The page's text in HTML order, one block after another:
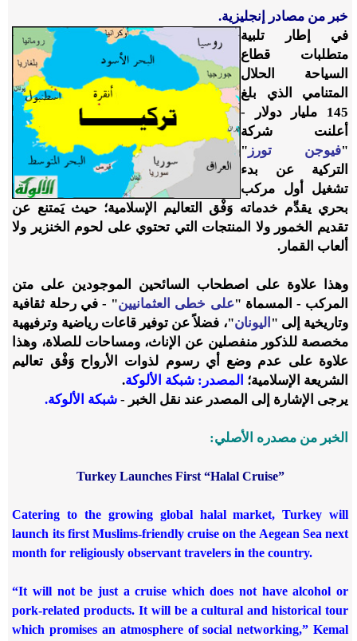
خبر من مصادر إنجليزية.
في إطار تلبية
متطلبات قطاع
السياحة الحلال
المتنامي الذي بلغ
145 مليار دولار -
أعلنت شركة
"فيوجن تورز "
التركية عن بدء
تشغيل أول مركب
بحري يقدِّم خدماته وَفْق التعاليم الإسلامية؛ حيث يَمتنع عن
تقديم الخمور ولا المنتجات التي تحتوي على لحوم الخنزير ولا
ألعاب القمار.
وهذا علاوة على اصطحاب السائحين الموجودين على متن
المركب - المسماة "على خطى العثمانيين" - في رحلة ثقافية
وتاريخية إلى " اليونان"، فضلاً عن توفير قاعات رياضية وترفيهية
مخصصة للذكور منفصلين عن الإناث، ومساحات للصلاة، وهذا
علاوة على عدم وضع أي رسوم لذوات الأرواح وَفْق تعاليم
الشريعة الإسلامية؛ المصدر: شبكة الألوكة.
يرجى الإشارة إلى المصدر عند نقل الخبر - شبكة الألوكة.
الخبر من مصدره الأصلي:
Turkey Launches First “Halal Cruise”
Catering to the growing global halal market, Turkey will
launch its first Muslims-friendly cruise on the Aegean Sea next
month for religiously observant travelers in the country.
“It will not be just a cruise which does not have alcohol or
pork-related products. It will be a cultural and historical tour
which promises an atmosphere of social networking,” Kemal